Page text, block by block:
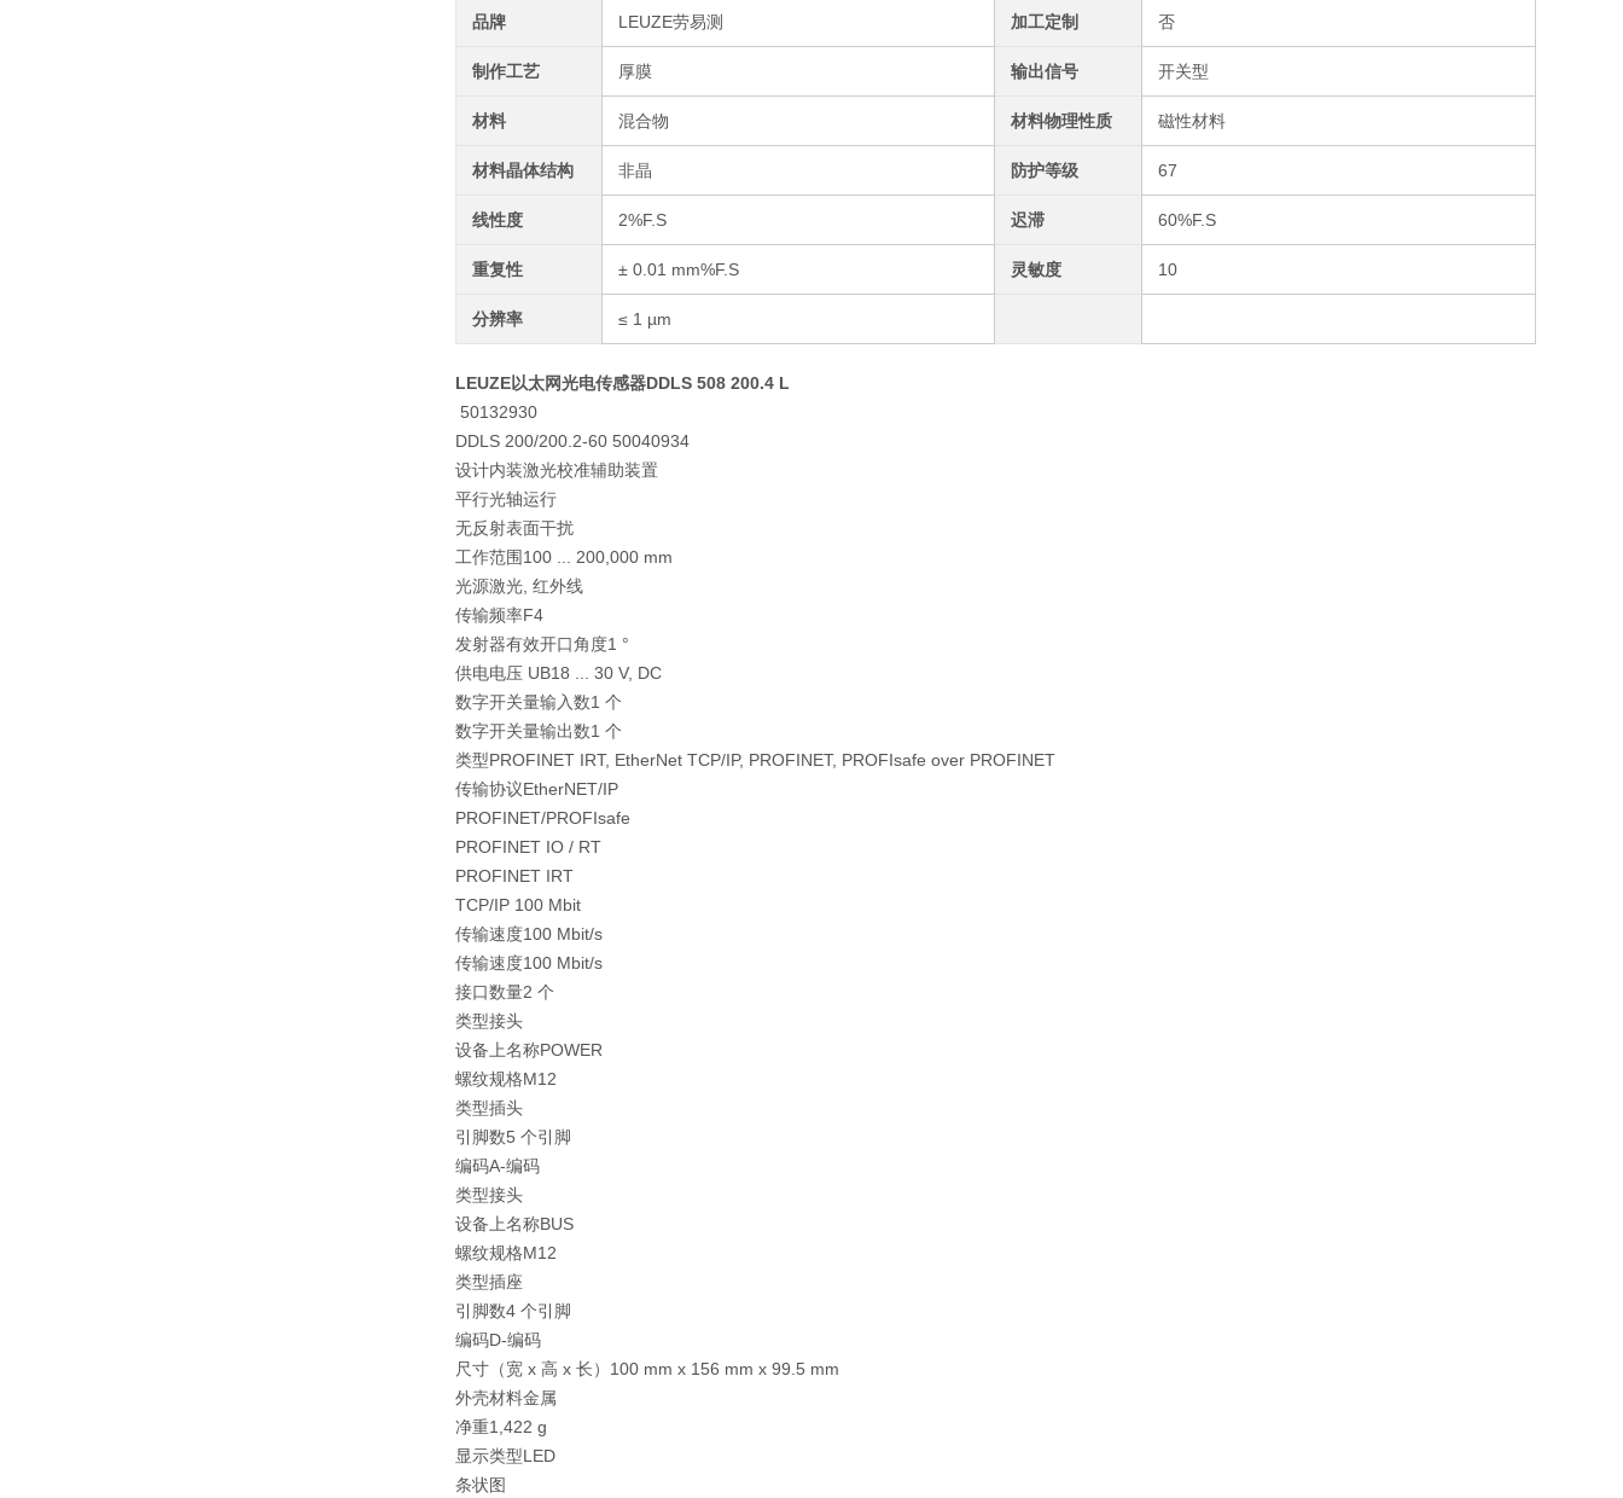
品牌 LEUZE劳易测 加工定制 否
制作工艺 厚膜 输出信号 开关型
材料 混合物 材料物理性质 磁性材料
材料晶体结构 非晶 防护等级 67
线性度 2%F.S 迟滞 60%F.S
重复性 ± 0.01 mm%F.S 灵敏度 10
分辨率 ≤ 1 µm
LEUZE以太网光电传感器DDLS 508 200.4 L
50132930
DDLS 200/200.2-60 50040934
设计内装激光校准辅助装置
平行光轴运行
无反射表面干扰
工作范围100 ... 200,000 mm
光源激光, 红外线
传输频率F4
发射器有效开口角度1 °
供电电压 UB18 ... 30 V, DC
数字开关量输入数1 个
数字开关量输出数1 个
类型PROFINET IRT, EtherNet TCP/IP, PROFINET, PROFIsafe over PROFINET
传输协议EtherNET/IP
PROFINET/PROFIsafe
PROFINET IO / RT
PROFINET IRT
TCP/IP 100 Mbit
传输速度100 Mbit/s
传输速度100 Mbit/s
接口数量2 个
类型接头
设备上名称POWER
螺纹规格M12
类型插头
引脚数5 个引脚
编码A-编码
类型接头
设备上名称BUS
螺纹规格M12
类型插座
引脚数4 个引脚
编码D-编码
尺寸（宽 x 高 x 长）100 mm x 156 mm x 99.5 mm
外壳材料金属
净重1,422 g
显示类型LED
条状图